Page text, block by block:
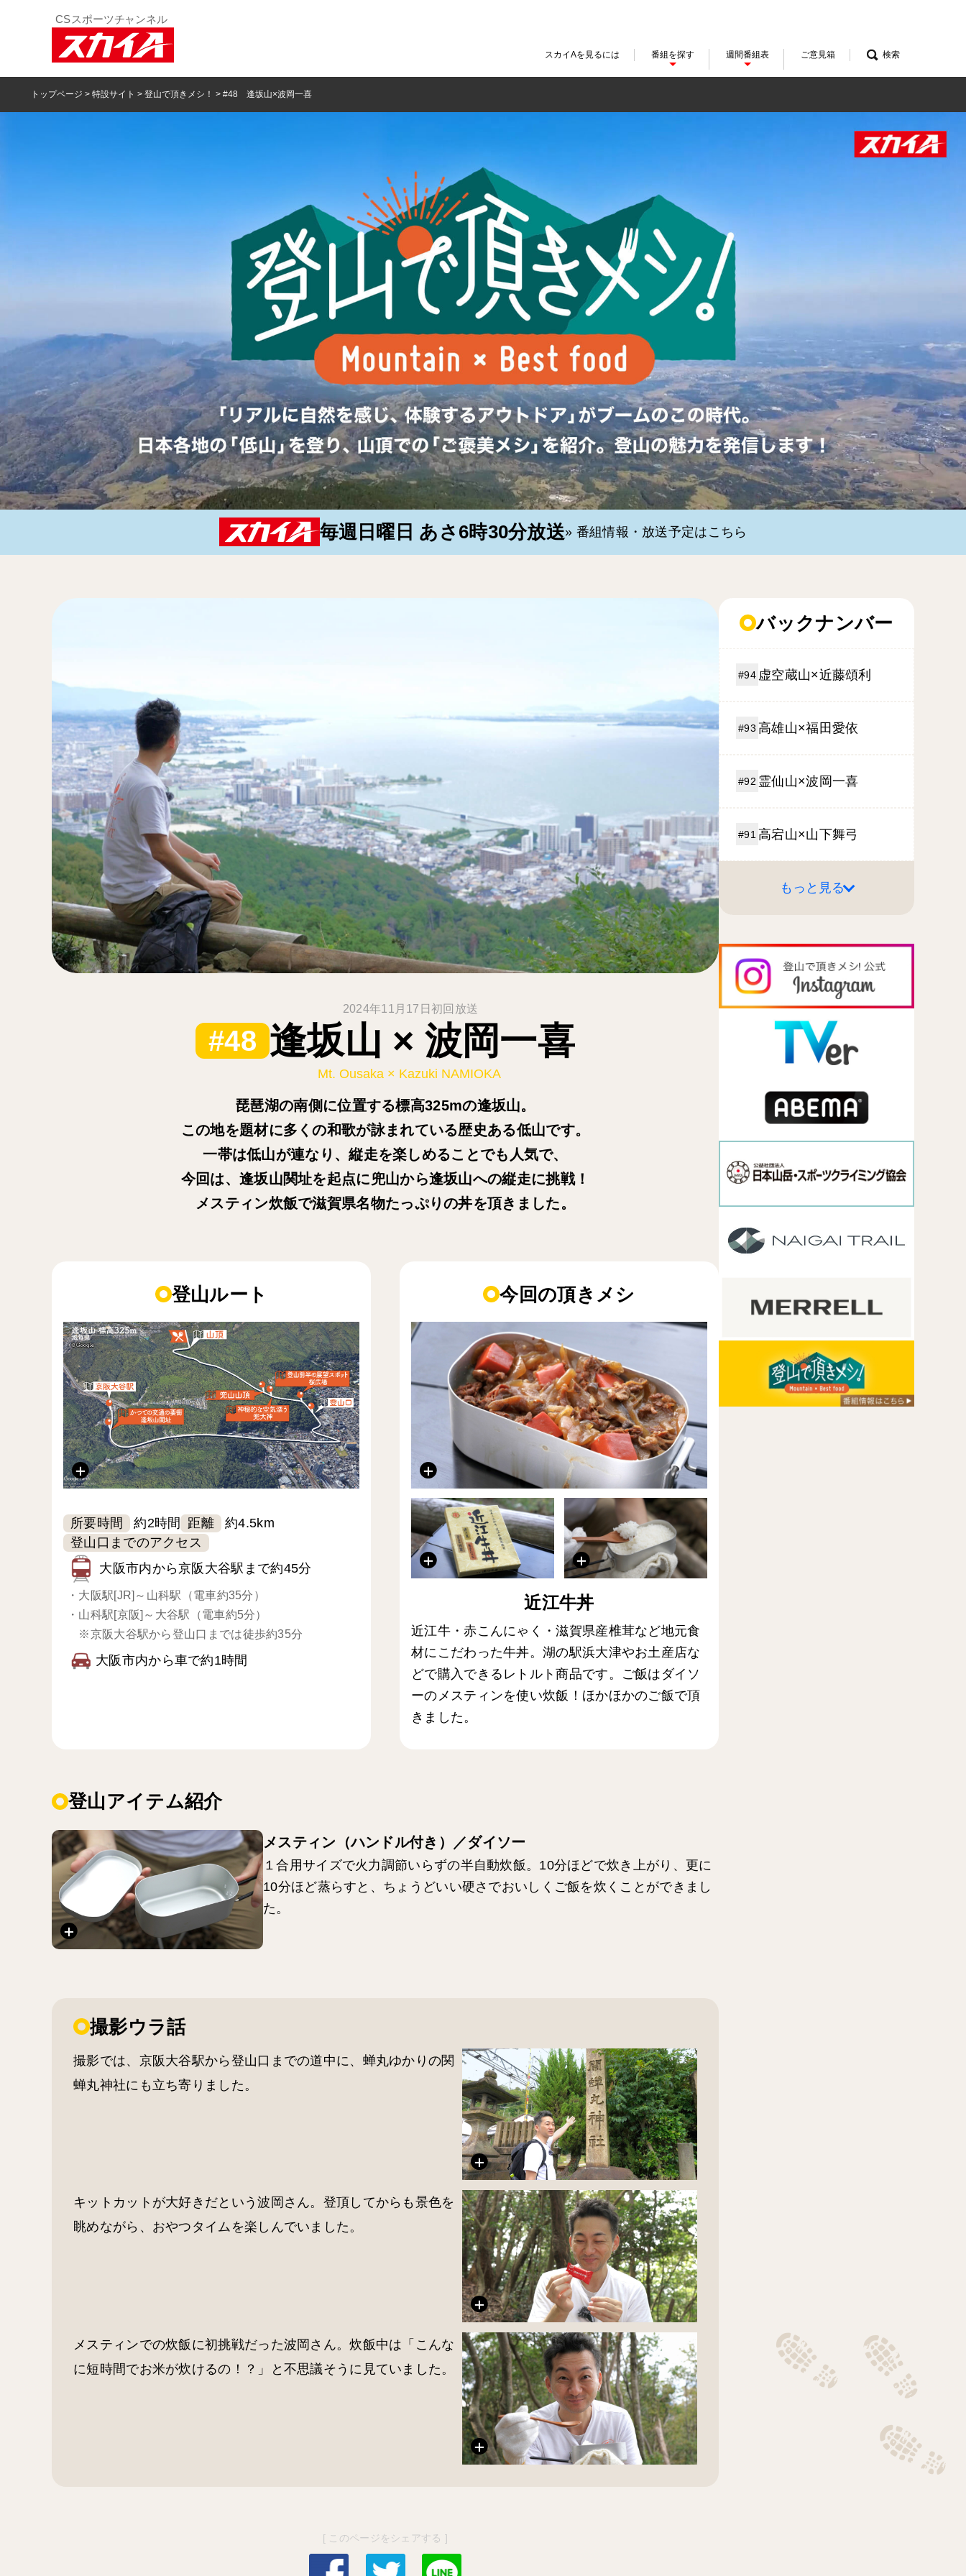
スカイAを見るには 番組を探す 週間番組表 ご意見箱 検索
トップページ > 特設サイト > 登山で頂きメシ！ > #48 逢坂山×波岡一喜
毎週日曜日 あさ6時30分放送» 番組情報・放送予定はこちら
2024年11月17日初回放送
#48 逢坂山 × 波岡一喜
Mt. Ousaka × Kazuki NAMIOKA
琵琶湖の南側に位置する標高325mの逢坂山。
この地を題材に多くの和歌が詠まれている歴史ある低山です。
一帯は低山が連なり、縦走を楽しめることでも人気で、
今回は、逢坂山関址を起点に兜山から逢坂山への縦走に挑戦！
メスティン炊飯で滋賀県名物たっぷりの丼を頂きました。
登山ルート
所要時間 約2時間 距離
約4.5km
登山口までのアクセス
大阪市内から京阪大谷駅まで約45分
・ 大阪駅[JR]～山科駅（電車約35分）
・ 山科駅[京阪]～大谷駅（電車約5分）
※京阪大谷駅から登山口までは徒歩約35分
大阪市内から車で約1時間
今回の頂きメシ
近江牛丼
近江牛・赤こんにゃく・滋賀県産椎茸など地元食
材にこだわった牛丼。湖の駅浜大津やお土産店な
どで購入できるレトルト商品です。ご飯はダイソ
ーのメスティンを使い炊飯！ほかほかのご飯で頂
きました。
登山アイテム紹介
メスティン（ハンドル付き）／ダイソー
１合用サイズで火力調節いらずの半自動炊飯。10分ほどで炊き上がり、更に
10分ほど蒸らすと、ちょうどいい硬さでおいしくご飯を炊くことができまし
た。
撮影ウラ話
撮影では、京阪大谷駅から登山口までの道中に、蝉丸ゆかりの関
蝉丸神社にも立ち寄りました。
キットカットが大好きだという波岡さん。登頂してからも景色を
眺めながら、おやつタイムを楽しんでいました。
メスティンでの炊飯に初挑戦だった波岡さん。炊飯中は「こんな
に短時間でお米が炊けるの！？」と不思議そうに見ていました。
[ このページをシェアする ]
バックナンバー
#94 虚空蔵山×近藤頌利
#93 高雄山×福田愛依
#92 霊仙山×波岡一喜
#91 高宕山×山下舞弓
もっと見る